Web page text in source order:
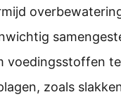
voedingsstoffen
zoals